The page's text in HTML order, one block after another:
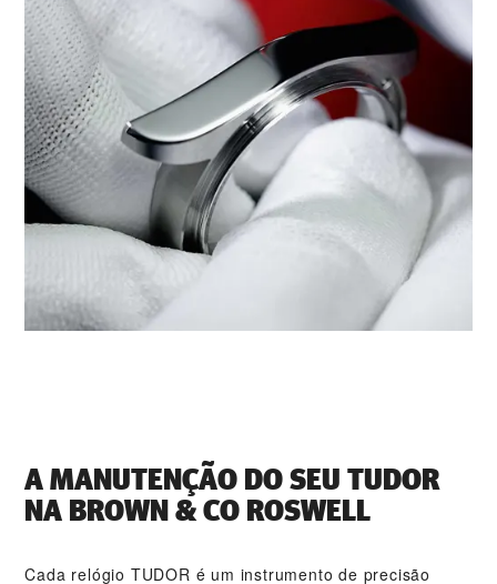
A MANUTENÇÃO DO SEU TUDOR
NA ‭BROWN & CO ROSWELL‬
Cada relógio TUDOR é um instrumento de precisão